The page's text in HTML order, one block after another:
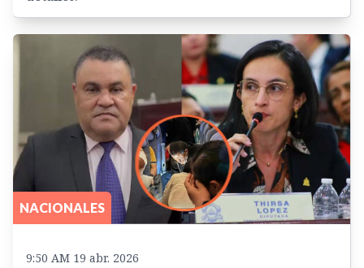
NACIONALES
9:50 AM 19 abr. 2026